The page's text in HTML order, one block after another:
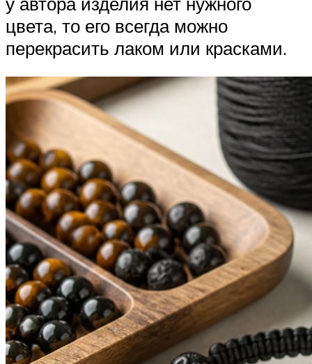
цвета, то его всегда можно
перекрасить лаком или красками.